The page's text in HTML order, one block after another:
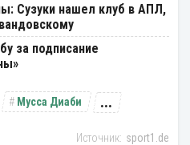
Сузуки нашел клуб в АПЛ,
за подписание
Мусса Диаби ...
sport1.de